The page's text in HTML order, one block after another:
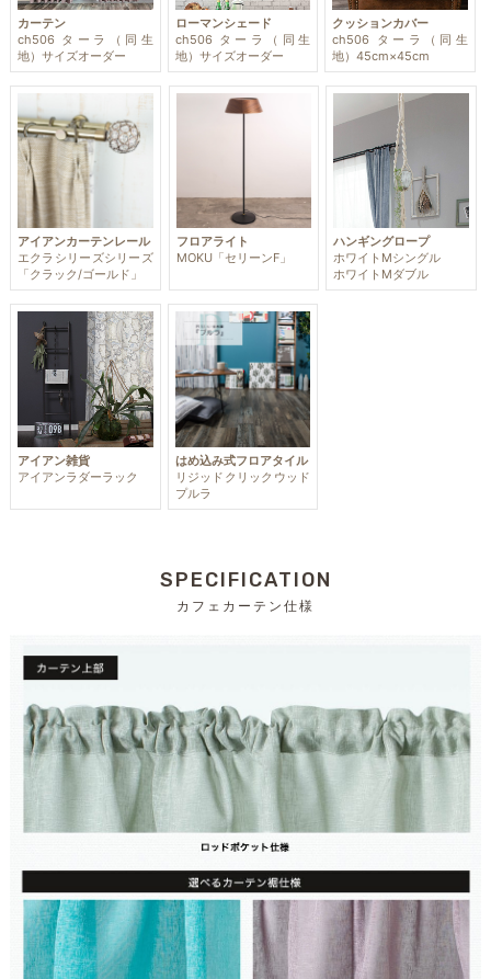
カーテン
ch506 ターラ（同生
地）サイズオーダー
ローマンシェード
ch506 ターラ（同生
地）サイズオーダー
クッションカバー
ch506 ターラ（同生
地）45cm×45cm
アイアンカーテンレール
エクラシリーズシリーズ
「クラック/ゴールド」
フロアライト
MOKU「セリーンF」
ハンギングロープ
ホワイトMシングル
ホワイトMダブル
アイアン雑貨
アイアンラダーラック
はめ込み式フロアタイル
リジッドクリックウッド
プルラ
SPECIFICATION
カフェカーテン仕様